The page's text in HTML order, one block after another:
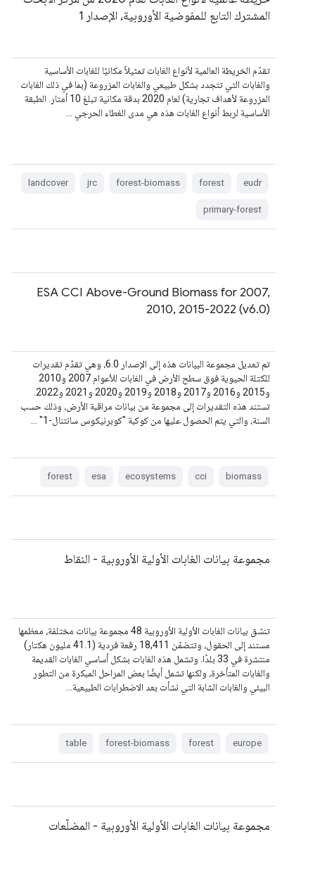
المشترك التابع للمفوضية الأوروبية، الإصدار 1
تقدّم الخريطة العالمية لأنواع الغابات تمثيلاً مكانيًا للغابات الأساسية
والغابات التي تتجدد بشكل طبيعي والغابات المزروعة (بما في ذلك الغابات
المزروعة لأهداف تجارية) لعام 2020 بدقة مكانية تبلغ 10 أمتار. الطبقة
الأساسية لربط أنواع الغابات هذه هي مدى الغطاء الحرجي …
eudr
forest
forest-biomass
jrc
landcover
primary-forest
ESA CCI Above-Ground Biomass for 2007,
2010, 2015-2022 (v6.0)
تم تعديل مجموعة البيانات هذه إلى الإصدار 6.0، وهي تقدّم تقديرات
للكتلة الحيوية فوق سطح الأرض في الغابات للأعوام 2007 و2010
تستند هذه التقديرات إلى مجموعة من بيانات مراقبة الأرض، وذلك حسب
السنة، والتي يتم الحصول عليها من كوكبة "كوبرنيكوس سانتنال-1" …
biomass
cci
ecosystems
esa
forest
مجموعة بيانات الغابات الأولية الأوروبية - النقاط
تنسّق بيانات الغابات الأولية الأوروبية 48 مجموعة بيانات مختلفة، معظمها
مستند إلى الحقول، وتتضمّن 18,411 رقعة فردية (41.1 مليون هكتار)
منتشرة في 33 بلدًا. وتشمل هذه الغابات بشكل أساسي الغابات القديمة
والغابات المتأخرة، ولكنها تشمل أيضًا بعض المراحل المبكرة من التطور
البيئي والغابات الشابة التي نشأت بعد الاضطرابات الطبيعية…
europe
forest
forest-biomass
table
مجموعة بيانات الغابات الأولية الأوروبية - المضلّعات